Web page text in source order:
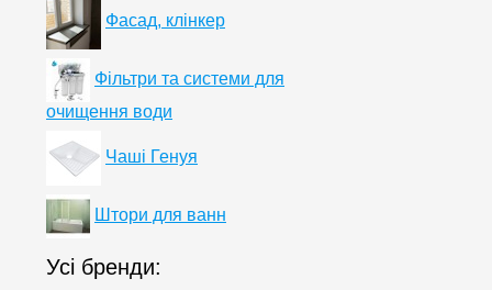
Фасад, клінкер
Фільтри та системи для
очищення води
Чаші Генуя
Штори для ванн
Усі бренди: